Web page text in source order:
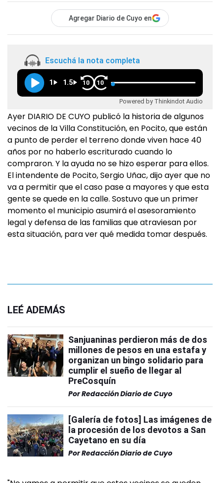
Agregar Diario de Cuyo en
Escuchá la nota completa
1 1.5 10 10
Powered by Thinkindot Audio
Ayer DIARIO DE CUYO publicó la historia de algunos
vecinos de la Villa Constitución, en Pocito, que están
a punto de perder el terreno donde viven hace 40
años por no haberlo escriturado cuando lo
compraron. Y la ayuda no se hizo esperar para ellos.
El intendente de Pocito, Sergio Uñac, dijo ayer que no
va a permitir que el caso pase a mayores y que esta
gente se quede en la calle. Sostuvo que un primer
momento el municipio asumirá el asesoramiento
legal y defensa de las familias que atraviesan por
esta situación, para ver qué medida tomar después.
LEÉ ADEMÁS
Sanjuaninas perdieron más de dos
millones de pesos en una estafa y
organizan un bingo solidario para
cumplir el sueño de llegar al
PreCosquín
PorRedacción Diario de Cuyo
[Galería de fotos] Las imágenes de
la procesión de los devotos a San
Cayetano en su día
PorRedacción Diario de Cuyo